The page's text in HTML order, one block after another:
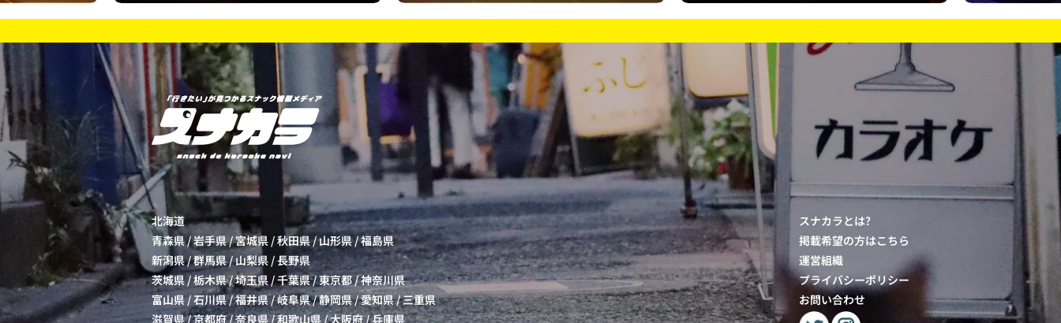
北海道
青森県/岩手県/宮城県 /秋田県/山形県/福島県
新潟県/群馬県/山梨県 /長野県
茨城県/栃木県/埼玉県 /千葉県/東京都/神奈川県
富山県/石川県/福井県/岐阜県/静岡県/愛知県/三重県
滋賀県/京都府/奈良県/和歌山県/大阪府/兵庫県
スナカラとは?
掲載希望の方はこちら
運営組織
プライバシーポリシー
お問い合わせ